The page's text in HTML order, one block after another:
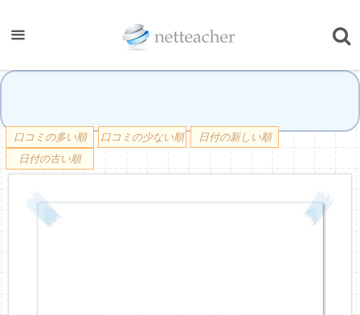
口コミの多い順 口コミの少ない順
日付の新しい順
日付の古い順